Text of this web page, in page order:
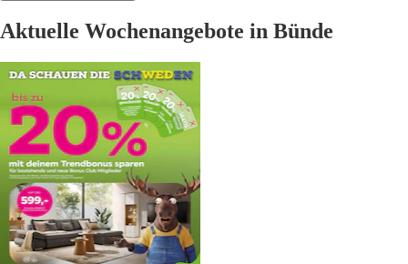
Aktuelle Wochenangebote in Bünde